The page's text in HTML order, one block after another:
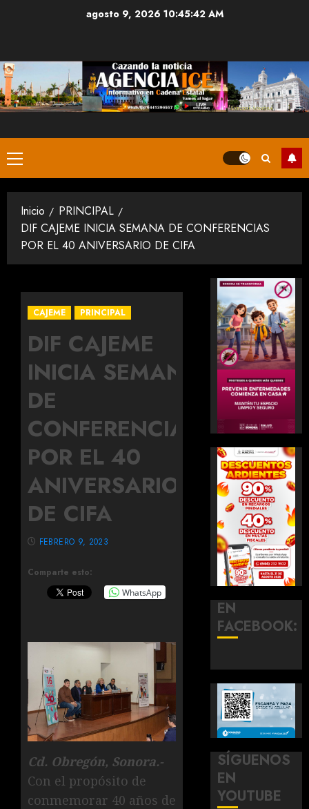
agosto 9, 2026 10:45:42 AM
Menú
principal
Inicio
PRINCIPAL
DIF CAJEME INICIA SEMANA DE CONFERENCIAS
POR EL 40 ANIVERSARIO DE CIFA
CAJEME PRINCIPAL
DIF CAJEME
INICIA SEMANA
DE
CONFERENCIAS
POR EL 40
ANIVERSARIO
DE CIFA
Comparte esto:
WhatsApp
FEBRERO 9, 2023
Cd. Obregón, Sonora.-
Con el propósito de
conmemorar 40 años de
EN
FACEBOOK:
SÍGUENOS
EN
YOUTUBE